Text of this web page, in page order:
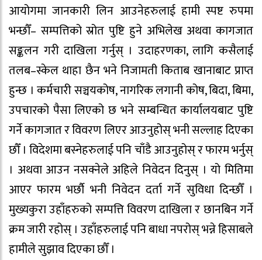
आयोगमा जानकारी लिन आउनेहरुलाई हामी स्पष्ट रुपमा
भन्छौँ– सम्पत्तिको स्रोत पुष्टि हुने अभिलेख अथवा कागजात
सङ्कलन गरी दाखिला गर्नुस् । उदाहरणका, लागि कसैलाई
तलब–स्केल थाहा छैन भने निजामती किताब खानाबाट प्राप्त
हुन्छ । कर्मचारी सञ्चयकोष, नागरिक लगानी कोष, बिदा, बिमा,
उपचारको पैसा लिएको छ भने सम्बन्धित कार्यालयबाट पुष्टि
गर्ने कागजात र विवरण लिएर आउनुहोस् भनी सल्लाह दिएका
छौँ । विदेशमा बस्नेहरुलाई पनि चाँडै आउनुहोस् र फारम भर्नुस्
। अथवा आउन नसक्नेले अहिले निवेदन दिनुस् । यो मितिमा
आएर फारम भर्छौ भनी निवेदन दर्ता गर्ने सुविधा दिन्छौँ ।
मुख्यकुरा उहाँहरुको सम्पत्ति विवरण दाखिला र छानबिन गर्ने
क्रम जारी रहोस् । उहाँहरुलाई पनि बाधा नपरोस् भन्ने हिसाबले
हामीले सुझाव दिएका छौँ ।